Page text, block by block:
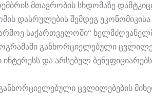
მთავრობის სხდომაზე
დასრულების შემდეგ
საქართველოში“
განხორციელებული
და არსებულ
ცვლილებების